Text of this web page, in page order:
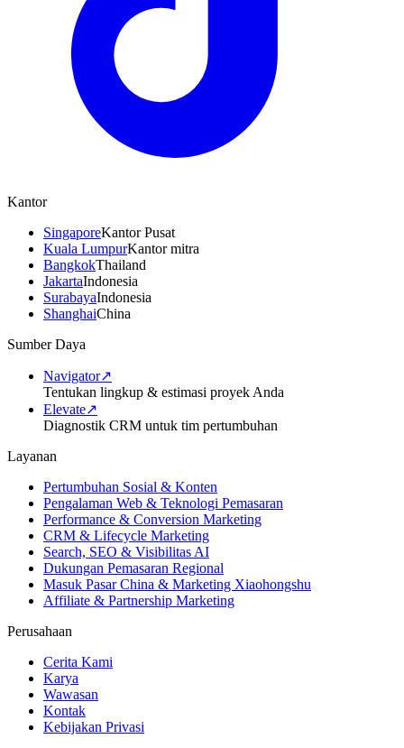
Kantor
SingaporeKantor Pusat
Kuala LumpurKantor mitra
BangkokThailand
JakartaIndonesia
SurabayaIndonesia
ShanghaiChina
Sumber Daya
Navigator↗
Tentukan lingkup & estimasi proyek Anda
Elevate↗
Diagnostik CRM untuk tim pertumbuhan
Layanan
Pertumbuhan Sosial & Konten
Pengalaman Web & Teknologi Pemasaran
Performance & Conversion Marketing
CRM & Lifecycle Marketing
Search, SEO & Visibilitas AI
Dukungan Pemasaran Regional
Masuk Pasar China & Marketing Xiaohongshu
Affiliate & Partnership Marketing
Perusahaan
Cerita Kami
Karya
Wawasan
Kontak
Kebijakan Privasi